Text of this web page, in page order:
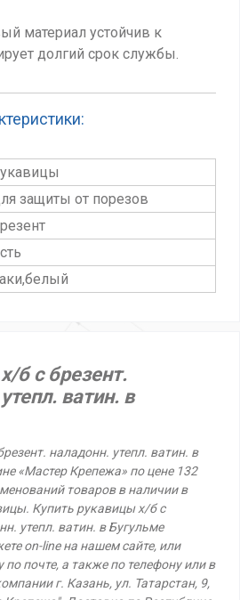
материал устойчив к
долгий срок службы.
защиты от порезов
б с брезент.
ватин. в
наладонн. утепл. ватин. в
«Мастер Крепежа» по цене 132
товаров в наличии в
Купить рукавицы х/б с
утепл. ватин. в Бугульме
on-line на нашем сайте, или
по почте, а также по телефону или в
г. Казань, ул. Татарстан, 9,